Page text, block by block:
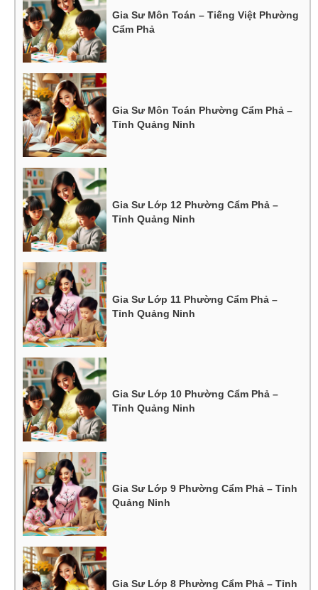
Gia Sư Môn Toán – Tiếng Việt Phường
Cẩm Phả
Gia Sư Môn Toán Phường Cẩm Phả –
Tỉnh Quảng Ninh
Gia Sư Lớp 12 Phường Cẩm Phả –
Tỉnh Quảng Ninh
Gia Sư Lớp 11 Phường Cẩm Phả –
Tỉnh Quảng Ninh
Gia Sư Lớp 10 Phường Cẩm Phả –
Tỉnh Quảng Ninh
Gia Sư Lớp 9 Phường Cẩm Phả – Tỉnh
Quảng Ninh
Gia Sư Lớp 8 Phường Cẩm Phả – Tỉnh